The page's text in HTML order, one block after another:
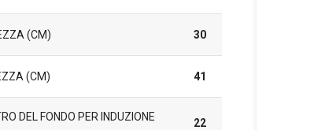
(CM) 30
(CM) 41
DEL FONDO PER INDUZIONE
22